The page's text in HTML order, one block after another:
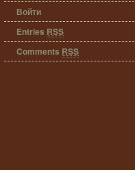
Войти
Entries RSS
Comments RSS